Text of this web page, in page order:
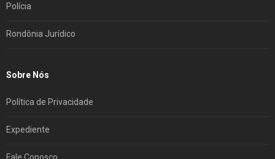
Polícia
Rondônia Jurídico
Sobre Nós
Política de Privacidade
Expediente
Fale Conosco